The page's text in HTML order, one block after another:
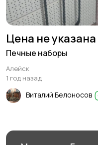
Цена не указана
Печные наборы
Алейск
1 год назад
Виталий Белоносов